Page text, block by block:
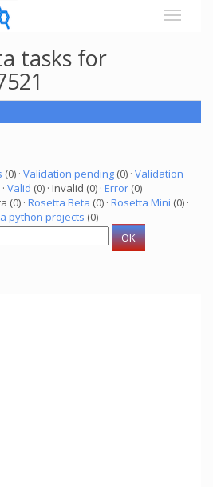
tasks for
(0) · Validation pending (0) · Validation
Valid (0) · Invalid (0) · Error (0)
(0) · Rosetta Beta (0) · Rosetta Mini (0) ·
python projects (0)